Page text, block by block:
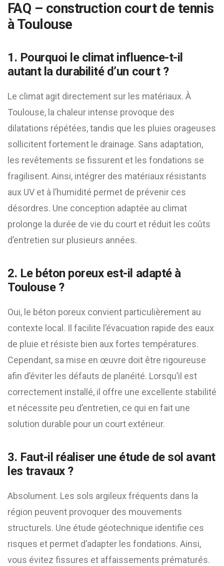
FAQ – construction court de tennis
à Toulouse
1. Pourquoi le climat influence-t-il
autant la durabilité d’un court ?
Le climat agit directement sur les matériaux. À
Toulouse, la chaleur intense provoque des
dilatations répétées, tandis que les pluies orageuses
sollicitent fortement le drainage. Sans adaptation,
les revêtements se fissurent et les fondations se
fragilisent. Ainsi, intégrer des matériaux résistants
aux UV et à l’humidité permet de prévenir ces
désordres. Une conception adaptée au climat
prolonge la durée de vie du court et réduit les coûts
d’entretien sur plusieurs années.
2. Le béton poreux est-il adapté à
Toulouse ?
Oui, le béton poreux convient particulièrement au
contexte local. Il facilite l’évacuation rapide des eaux
de pluie et résiste bien aux fortes températures.
Cependant, sa mise en œuvre doit être rigoureuse
afin d’éviter les défauts de planéité. Lorsqu’il est
correctement installé, il offre une excellente stabilité
et nécessite peu d’entretien, ce qui en fait une
solution durable pour un court extérieur.
3. Faut-il réaliser une étude de sol avant
les travaux ?
Absolument. Les sols argileux fréquents dans la
région peuvent provoquer des mouvements
structurels. Une étude géotechnique identifie ces
risques et permet d’adapter les fondations. Ainsi,
vous évitez fissures et affaissements prématurés.